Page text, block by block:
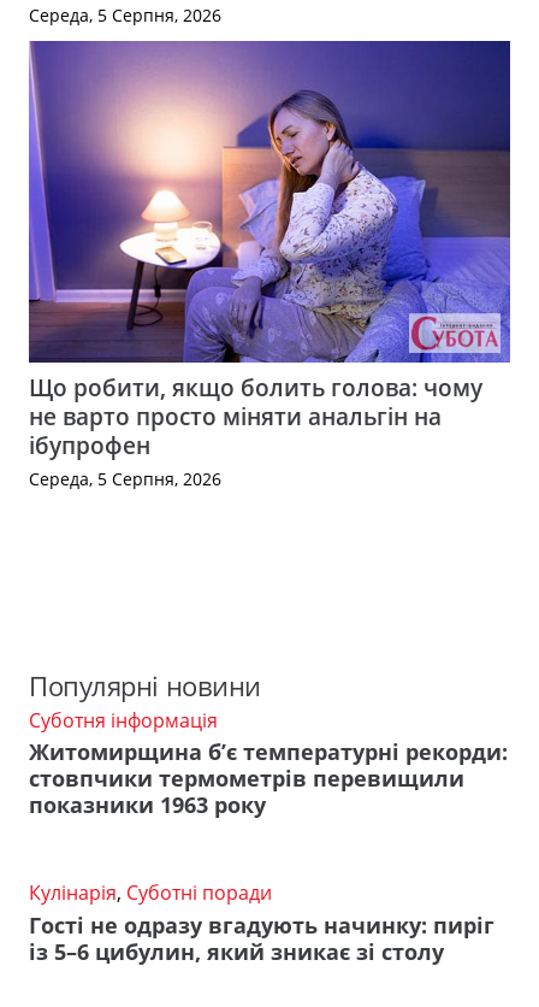
Середа, 5 Серпня, 2026
Що робити, якщо болить голова: чому
не варто просто міняти анальгін на
ібупрофен
Середа, 5 Серпня, 2026
Популярні новини
Суботня інформація
Житомирщина б’є температурні рекорди:
стовпчики термометрів перевищили
показники 1963 року
Кулінарія, Суботні поради
Гості не одразу вгадують начинку: пиріг
із 5–6 цибулин, який зникає зі столу